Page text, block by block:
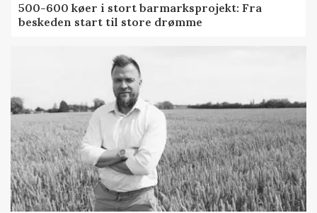
500-600 køer i stort barmarksprojekt: Fra
beskeden start til store drømme